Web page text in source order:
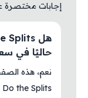
إجابات مختصرة
حاليًا في